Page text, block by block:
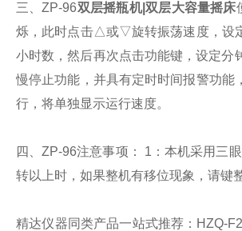
三、ZP-96双层摇瓶机|双层大容量摇床
烁，此时点击△或▽旋转振荡速度，设
小时数，然后再次点击功能键，设定
慢停止功能，并具有定时时间报警功
行，将单独显示运行速度。
四、ZP-96注意事项： 1：本机采用三
转以上时，如果整机有移位现象，请键
精达仪器同类产品一站式推荐： HZQ-